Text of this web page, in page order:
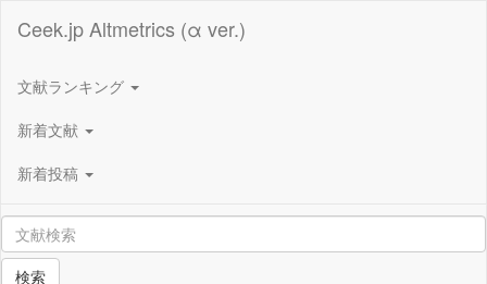
Ceek.jp Altmetrics (α ver.)
文献ランキング
新着文献
新着投稿
検索